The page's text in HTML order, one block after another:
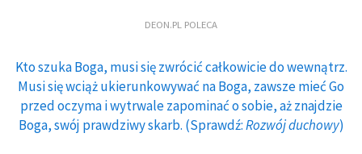
DEON.PL POLECA
Kto szuka Boga, musi się zwrócić całkowicie do wewnątrz.
Musi się wciąż ukierunkowywać na Boga, zawsze mieć Go
przed oczyma i wytrwale zapominać o sobie, aż znajdzie
Boga, swój prawdziwy skarb. (Sprawdź:Rozwój duchowy)